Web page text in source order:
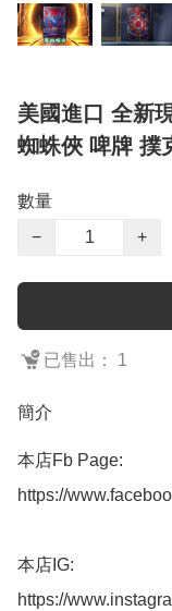
美國進口 全新
蜘蛛俠 啤牌 撲
數量
−
+
已售出： 1
簡介
本店Fb Page:
https://
本店IG:
https://